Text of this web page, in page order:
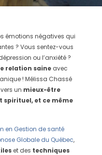
émotions négatives qui
? Vous sentez-vous
ou l’anxiété ?
relation saine avec
! Mélissa Chassé
un mieux-être
spirituel, et ce même
en Gestion de santé
Globale du Québec,
et des techniques